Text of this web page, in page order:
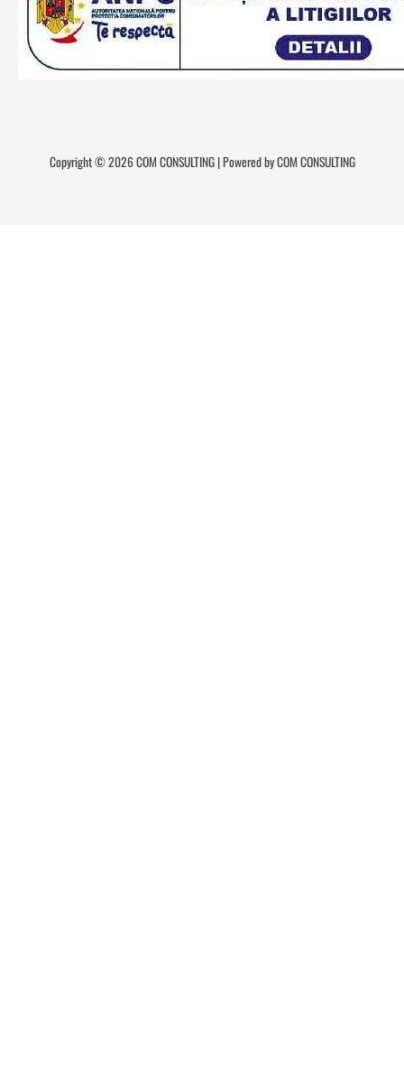
Copyright © 2026 COM CONSULTING | Powered by COM CONSULTING